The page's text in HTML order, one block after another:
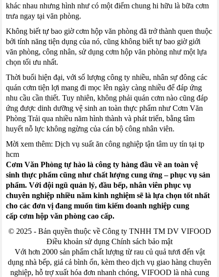
khác nhau nhưng hình như có một điểm chung hi hữu là bữa cơm
trưa ngay tại văn phòng.
Không biết tự bao giờ cơm hộp văn phòng đã trở thành quen thuộc
bởi tính năng tiện dụng của nó, cũng không biết tự bao giờ giới
văn phòng, công nhân, sử dụng cơm hộp văn phòng như một lựa
chọn tối ưu nhất.
Thời buổi hiện đại, với số lượng công ty nhiều, nhân sự đông các
quán cơm tiện lợi mang đi mọc lên ngày càng nhiều để đáp ứng
nhu cầu cần thiết. Tuy nhiên, không phải quán cơm nào cũng đáp
ứng được dinh dưỡng vệ sinh an toàn thực phẩm như Cơm Văn
Phòng Trải qua nhiều năm hình thành và phát triển, bằng tâm
huyết nỗ lực không ngừng của cán bộ công nhân viên.
Mời xem thêm: Dịch vụ suất ăn công nghiệp tận tâm uy tín tại tp
hcm
Cơm Văn Phòng tự hào là công ty hàng đầu về an toàn vệ
sinh thực phẩm cũng như chất lượng cung ứng – phục vụ sản
phẩm. Với đội ngũ quản lý, đầu bếp, nhân viên phục vụ
chuyên nghiệp nhiều năm kinh nghiệm sẽ là lựa chọn tốt nhất
cho các đơn vị đang muốn tìm kiếm doanh nghiệp cung
cấp cơm hộp văn phòng cao cấp.
© 2025 - Bản quyền thuộc về Công ty TNHH TM DV VIFOOD
Điều khoản sử dụng Chính sách bảo mật
Với hơn 2000 sản phẩm chất lượng từ rau củ quả tươi đến vật
dụng nhà bếp, giá cả bình ổn, kèm theo dịch vụ giao hàng chuyên
nghiệp, hỗ trợ xuất hóa đơn nhanh chóng, VIFOOD là nhà cung